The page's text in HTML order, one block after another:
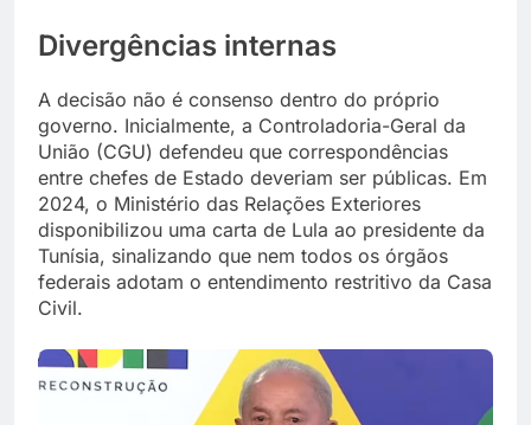
Divergências internas
A decisão não é consenso dentro do próprio
governo. Inicialmente, a Controladoria-Geral da
União (CGU) defendeu que correspondências
entre chefes de Estado deveriam ser públicas. Em
2024, o Ministério das Relações Exteriores
disponibilizou uma carta de Lula ao presidente da
Tunísia, sinalizando que nem todos os órgãos
federais adotam o entendimento restritivo da Casa
Civil.